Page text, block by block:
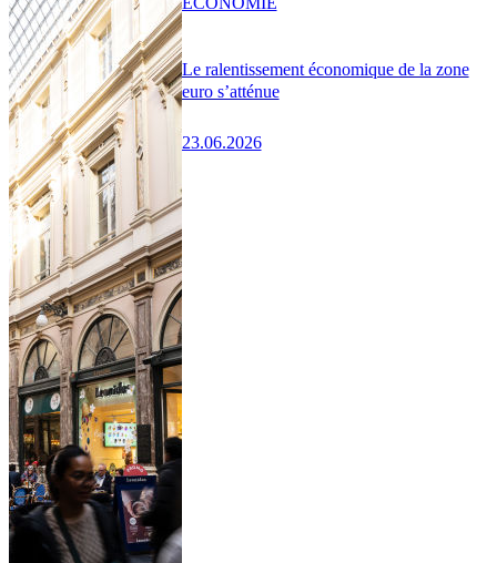
Le ralentissement économique de la zone
euro s’atténue
23.06.2026